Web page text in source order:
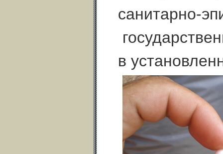
санитарно-
в